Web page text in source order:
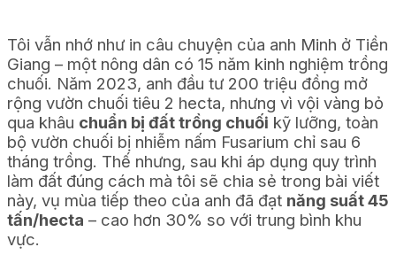
Tôi vẫn nhớ như in câu chuyện của anh Minh ở Tiền
Giang – một nông dân có 15 năm kinh nghiệm trồng
chuối. Năm 2023, anh đầu tư 200 triệu đồng mở
rộng vườn chuối tiêu 2 hecta, nhưng vì vội vàng bỏ
qua khâu chuẩn bị đất trồng chuối kỹ lưỡng, toàn
bộ vườn chuối bị nhiễm nấm Fusarium chỉ sau 6
tháng trồng. Thế nhưng, sau khi áp dụng quy trình
làm đất đúng cách mà tôi sẽ chia sẻ trong bài viết
này, vụ mùa tiếp theo của anh đã đạt năng suất 45
tấn/hecta – cao hơn 30% so với trung bình khu
vực.